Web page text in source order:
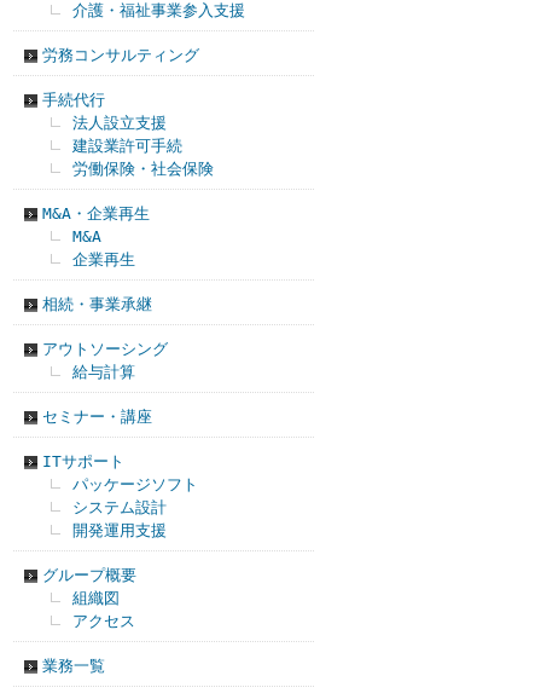
介護・福祉事業参入支援
労務コンサルティング
手続代行
法人設立支援
建設業許可手続
労働保険・社会保険
M&A・企業再生
M&A
企業再生
相続・事業承継
アウトソーシング
給与計算
セミナー・講座
ITサポート
パッケージソフト
システム設計
開発運用支援
グループ概要
組織図
アクセス
業務一覧